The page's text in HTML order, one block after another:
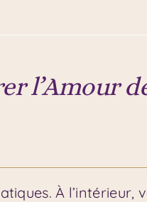
l’Amour
À l’intérieur,